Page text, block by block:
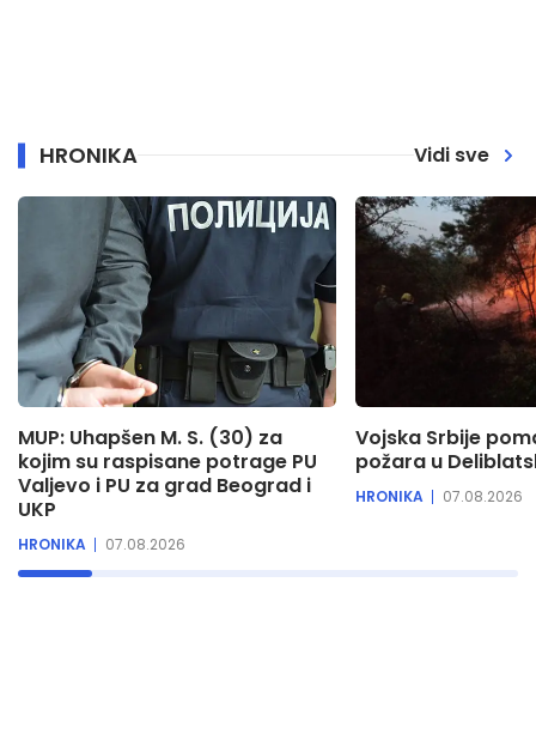
HRONIKA Vidi sve
MUP: Uhapšen M. S. (30) za
kojim su raspisane potrage PU
Valjevo i PU za grad Beograd i
UKP
HRONIKA 07.08.2026
Vojska Srbije
požara u
HRONIKA 07.08.2026